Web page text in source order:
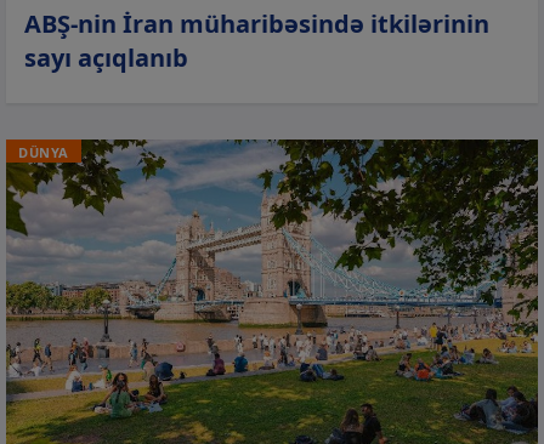
ABŞ-nin İran müharibəsində itkilərinin
sayı açıqlanıb
DÜNYA